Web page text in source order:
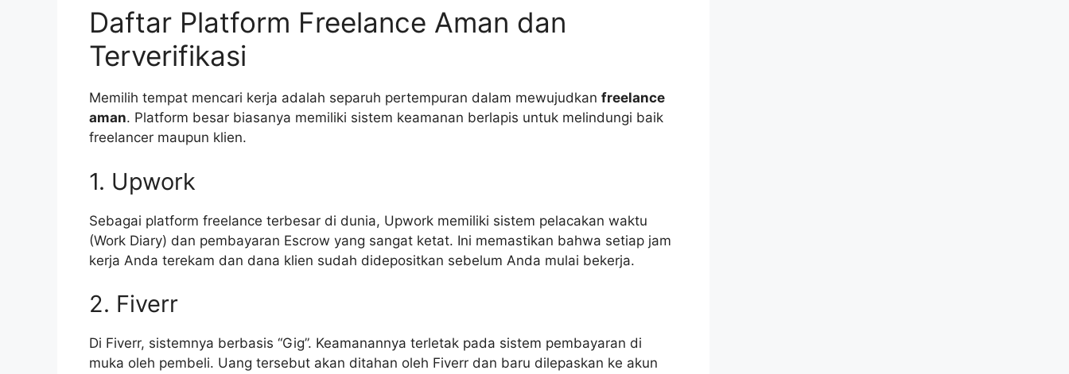
Daftar Platform Freelance Aman dan
Terverifikasi
Memilih tempat mencari kerja adalah separuh pertempuran dalam mewujudkan freelance
aman. Platform besar biasanya memiliki sistem keamanan berlapis untuk melindungi baik
freelancer maupun klien.
1. Upwork
Sebagai platform freelance terbesar di dunia, Upwork memiliki sistem pelacakan waktu
(Work Diary) dan pembayaran Escrow yang sangat ketat. Ini memastikan bahwa setiap jam
kerja Anda terekam dan dana klien sudah didepositkan sebelum Anda mulai bekerja.
2. Fiverr
Di Fiverr, sistemnya berbasis “Gig”. Keamanannya terletak pada sistem pembayaran di
muka oleh pembeli. Uang tersebut akan ditahan oleh Fiverr dan baru dilepaskan ke akun